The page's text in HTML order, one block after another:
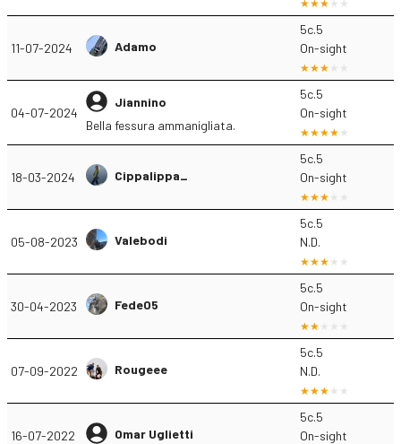
11-07-2024 Adamo
5c.5
On-sight
04-07-2024
Jiannino
Bella fessura ammanigliata.
5c.5
On-sight
18-03-2024 Cippalippa_
5c.5
On-sight
05-08-2023 Valebodi
5c.5
N.D.
30-04-2023 Fede05
5c.5
On-sight
07-09-2022 Rougeee
5c.5
N.D.
16-07-2022 Omar Uglietti
5c.5
On-sight